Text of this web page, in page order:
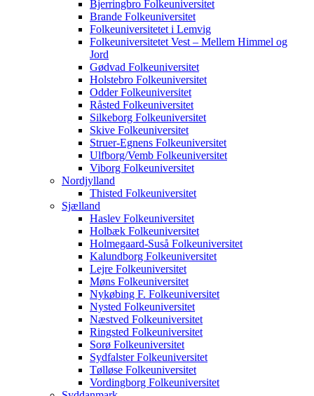
Bjerringbro Folkeuniversitet
Brande Folkeuniversitet
Folkeuniversitetet i Lemvig
Folkeuniversitetet Vest – Mellem Himmel og
Jord
Gødvad Folkeuniversitet
Holstebro Folkeuniversitet
Odder Folkeuniversitet
Råsted Folkeuniversitet
Silkeborg Folkeuniversitet
Skive Folkeuniversitet
Struer-Egnens Folkeuniversitet
Ulfborg/Vemb Folkeuniversitet
Viborg Folkeuniversitet
Nordjylland
Thisted Folkeuniversitet
Sjælland
Haslev Folkeuniversitet
Holbæk Folkeuniversitet
Holmegaard-Suså Folkeuniversitet
Kalundborg Folkeuniversitet
Lejre Folkeuniversitet
Møns Folkeuniversitet
Nykøbing F. Folkeuniversitet
Nysted Folkeuniversitet
Næstved Folkeuniversitet
Ringsted Folkeuniversitet
Sorø Folkeuniversitet
Sydfalster Folkeuniversitet
Tølløse Folkeuniversitet
Vordingborg Folkeuniversitet